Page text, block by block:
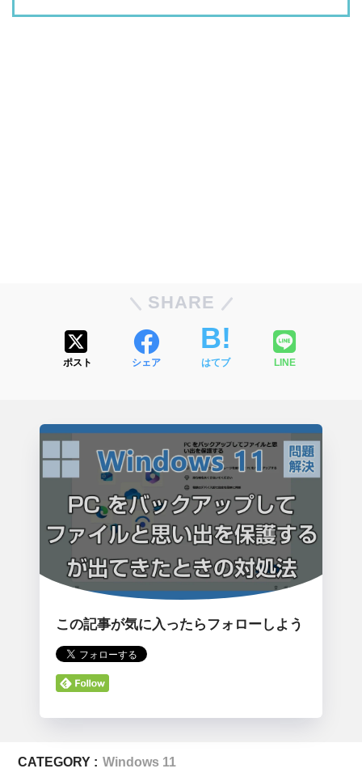
SHARE
ポスト シェア はてブ LINE
この記事が気に入ったらフォローしよう
CATEGORY : Windows 11